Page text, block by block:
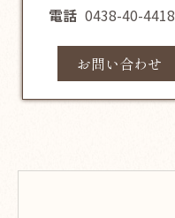
電話 0438-40-4418
お問い合わせ